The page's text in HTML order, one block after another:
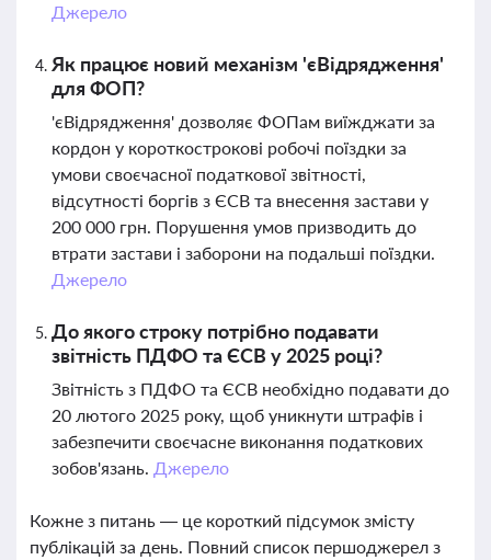
Джерело
Як працює новий механізм 'єВідрядження'
для ФОП?
'єВідрядження' дозволяє ФОПам виїжджати за
кордон у короткострокові робочі поїздки за
умови своєчасної податкової звітності,
відсутності боргів з ЄСВ та внесення застави у
200 000 грн. Порушення умов призводить до
втрати застави і заборони на подальші поїздки.
Джерело
До якого строку потрібно подавати
звітність ПДФО та ЄСВ у 2025 році?
Звітність з ПДФО та ЄСВ необхідно подавати до
20 лютого 2025 року, щоб уникнути штрафів і
забезпечити своєчасне виконання податкових
зобов'язань. Джерело
Кожне з питань — це короткий підсумок змісту
публікацій за день. Повний список першоджерел з